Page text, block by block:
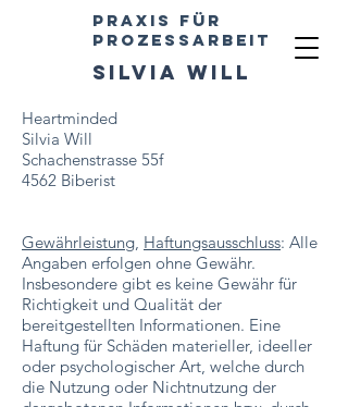
silvia will
Praxis für
Prozessarbeit
Heartminded
Silvia Will
Schachenstrasse 55f
4562 Biberist
Gewährleistung, Haftungsausschluss: Alle
Angaben erfolgen ohne Gewähr.
Insbesondere gibt es keine Gewähr für
Richtigkeit und Qualität der
bereitgestellten Informationen. Eine
Haftung für Schäden materieller, ideeller
oder psychologischer Art, welche durch
die Nutzung oder Nichtnutzung der